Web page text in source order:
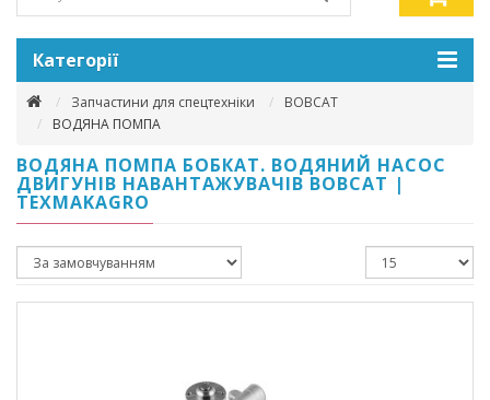
Категорії
Запчастини для спецтехніки
BOBCAT
ВОДЯНА ПОМПА
ВОДЯНА ПОМПА БОБКАТ. ВОДЯНИЙ НАСОС
ДВИГУНІВ НАВАНТАЖУВАЧІВ BOBCAT |
TEXMAKAGRO